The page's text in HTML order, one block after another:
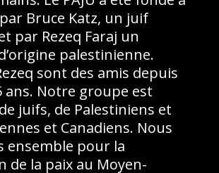
Bruce Katz, un juif
par Rezeq Faraj un
palestinienne.
sont des amis depuis
ans. Notre groupe est
juifs, de Palestiniens et
et Canadiens. Nous
ensemble pour la
de la paix au Moyen-